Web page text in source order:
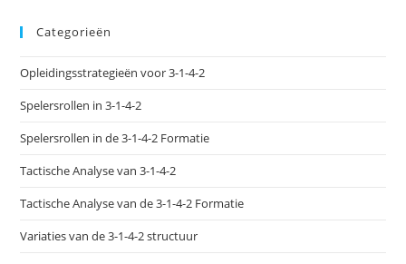
Categorieën
Opleidingsstrategieën voor 3-1-4-2
Spelersrollen in 3-1-4-2
Spelersrollen in de 3-1-4-2 Formatie
Tactische Analyse van 3-1-4-2
Tactische Analyse van de 3-1-4-2 Formatie
Variaties van de 3-1-4-2 structuur